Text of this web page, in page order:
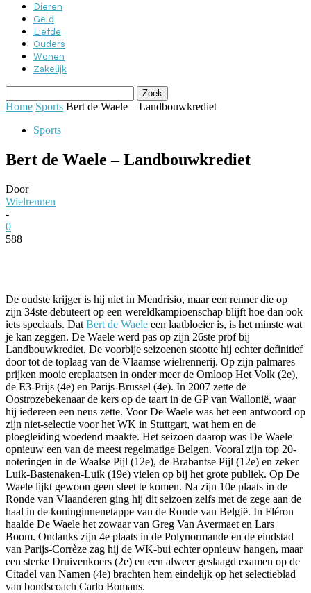
Dieren
Geld
Liefde
Ouders
Wonen
Zakelijk
Home Sports Bert de Waele – Landbouwkrediet
Sports
Bert de Waele – Landbouwkrediet
Door
Wielrennen
-
0
588
De oudste krijger is hij niet in Mendrisio, maar een renner die op
zijn 34ste debuteert op een wereldkampioenschap blijft hoe dan ook
iets speciaals. Dat Bert de Waele een laatbloeier is, is het minste wat
je kan zeggen. De Waele werd pas op zijn 26ste prof bij
Landbouwkrediet. De voorbije seizoenen stootte hij echter definitief
door tot de toplaag van de Vlaamse wielrennerij. Op zijn palmares
prijken mooie ereplaatsen in onder meer de Omloop Het Volk (2e),
de E3-Prijs (4e) en Parijs-Brussel (4e). In 2007 zette de
Oostrozebekenaar de kers op de taart in de GP van Wallonië, waar
hij iedereen een neus zette. Voor De Waele was het een antwoord op
zijn niet-selectie voor het WK in Stuttgart, wat hem en de
ploegleiding woedend maakte. Het seizoen daarop was De Waele
opnieuw een van de meest regelmatige Belgen. Vooral zijn top 20-
noteringen in de Waalse Pijl (12e), de Brabantse Pijl (12e) en zeker
Luik-Bastenaken-Luik (19e) vielen op bij het grote publiek. Op De
Waele lijkt gewoon geen sleet te komen. Na zijn 10e plaats in de
Ronde van Vlaanderen ging hij dit seizoen zelfs met de zege aan de
haal in de koninginnenetappe van de Ronde van België. In Fléron
haalde De Waele het zowaar van Greg Van Avermaet en Lars
Boom. Ondanks zijn 4e plaats in de Polynormande en de eindstad
van Parijs-Corrèze zag hij de WK-bui echter opnieuw hangen, maar
een sterke Druivenkoers (2e) en een alweer geslaagd examen op de
Citadel van Namen (4e) brachten hem eindelijk op het selectieblad
van bondscoach Carlo Bomans.